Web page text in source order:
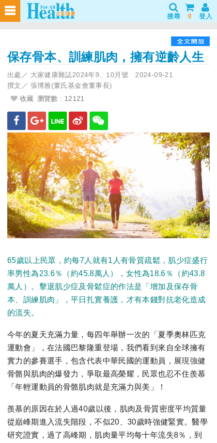
搜尋 0 登入
保存骨本、訓練肌肉，擁有逆齡人生
出處／ 大家健康雜誌2024年9、10月號 2024-09-21
撰文／ 張博雅(董氏基金會董事長)
收藏 瀏覽數 : 12121
65歲以上民眾，約每7人就有1人有骨質疏鬆，肌少症盛行
率男性為23.6％（約45.8萬人），女性為18.6％（約43.8
萬人）。擊退肌少症及骨鬆症的作法是「增加及保存骨
本、訓練肌肉」，平日扎實養護，才有本錢對抗老化造成
的流失。
今年的夏天充滿力量，每四年舉辦一次的「夏季奧林匹克
運動會」，在法國巴黎隆重登場，我們看到來自全球擁有
實力的參賽選手，包含代表中華民國的運動員，展現強健
骨骼與肌肉的爆發力，爭取最高榮耀，民眾也忍不住羨慕
「年輕運動員的骨骼肌肉就是充滿力與美」！
羨慕的原因在於人過40歲以後，肌肉及骨質密度平均質量
從巔峰期進入流失階段，不似20、30歲時強健緊實。醫學
研究證實，過了高峰期，肌肉量平均每十年流失8％，到